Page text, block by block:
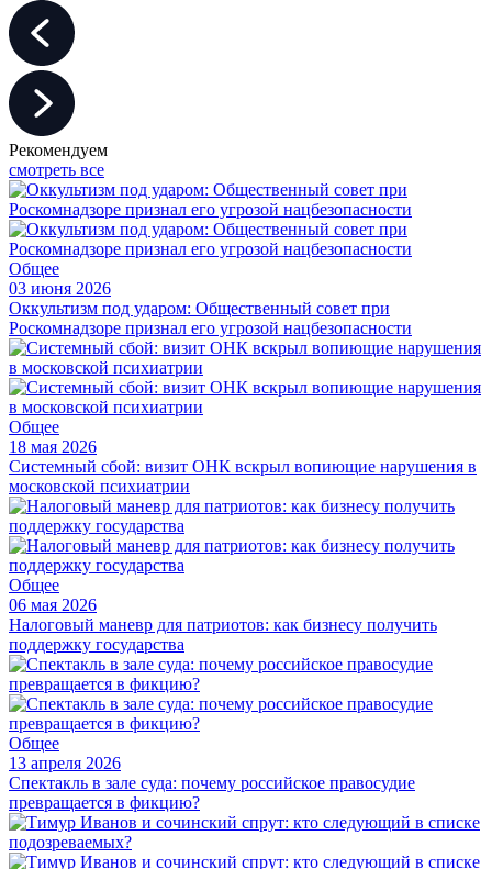
Рекомендуем
смотреть все
Общее
03 июня 2026
Оккультизм под ударом: Общественный совет при
Роскомнадзоре признал его угрозой нацбезопасности
Общее
18 мая 2026
Системный сбой: визит ОНК вскрыл вопиющие нарушения в
московской психиатрии
Общее
06 мая 2026
Налоговый маневр для патриотов: как бизнесу получить
поддержку государства
Общее
13 апреля 2026
Спектакль в зале суда: почему российское правосудие
превращается в фикцию?